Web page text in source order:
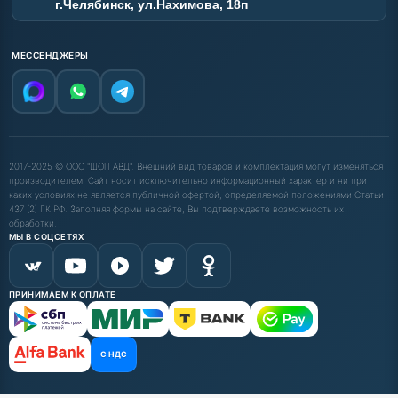
г.Челябинск, ул.Нахимова, 18п
МЕССЕНДЖЕРЫ
2017-2025 © ООО "ШОП АВД". Внешний вид товаров и комплектация могут изменяться
производителем. Сайт носит исключительно информационный характер и ни при
каких условиях не является публичной офертой, определяемой положениями Статьи
437 (2) ГК РФ. Заполняя формы на сайте, Вы подтверждаете возможность их
обработки.
МЫ В СОЦСЕТЯХ
ПРИНИМАЕМ К ОПЛАТЕ
С НДС